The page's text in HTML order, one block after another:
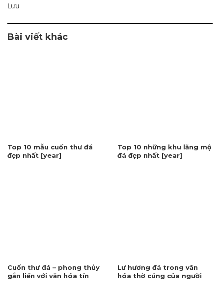
Lưu
Bài viết khác
Top 10 mẫu cuốn thư đá
đẹp nhất [year]
Top 10 những khu lăng mộ
đá đẹp nhất [year]
Cuốn thư đá – phong thủy
gắn liền với văn hóa tín
Lư hương đá trong văn
hóa thờ cúng của người